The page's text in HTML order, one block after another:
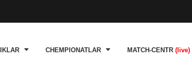
CHEMPIONATLAR MATCH-CENTR (live)